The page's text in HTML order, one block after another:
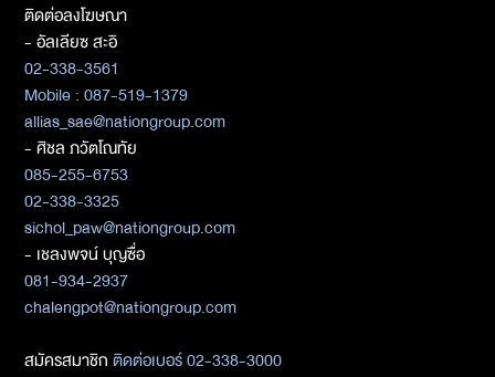
ติดต่อลงโฆษณา
- อัลเลียซ สะอิ
02-338-3561
Mobile : 087-519-1379
allias_sae@nationgroup.com
- ศิชล ภวัตโณทัย
085-255-6753
02-338-3325
sichol_paw@nationgroup.com
- เชลงพจน์ บุญซื่อ
081-934-2937
chalengpot@nationgroup.com
สมัครสมาชิกติดต่อเบอร์ 02-338-3000